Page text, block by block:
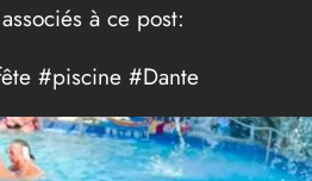
à ce post:
#piscine #Dante